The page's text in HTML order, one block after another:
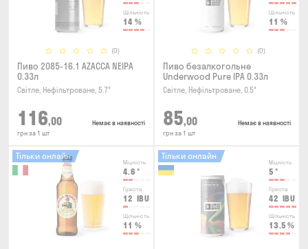
Щільність
14 %
(0)
Пиво 2085-16.1 AZACCA NEIPA
0.33л
Світле, Нефільтроване, 5.7°
116,00
грн за 1 шт
Немає в наявності
Щільність
11 %
(0)
Пиво безалкогольне
Underwood Pure IPA 0.33л
Світле, Нефільтроване, 0.5°
85,00
грн за 1 шт
Немає в наявності
Міцність
4.6 °
Гіркота
12 IBU
Щільність
11 %
Тільки онлайн
Міцність
5 °
Гіркота
42 IBU
Щільність
13.5 %
Тільки онлайн